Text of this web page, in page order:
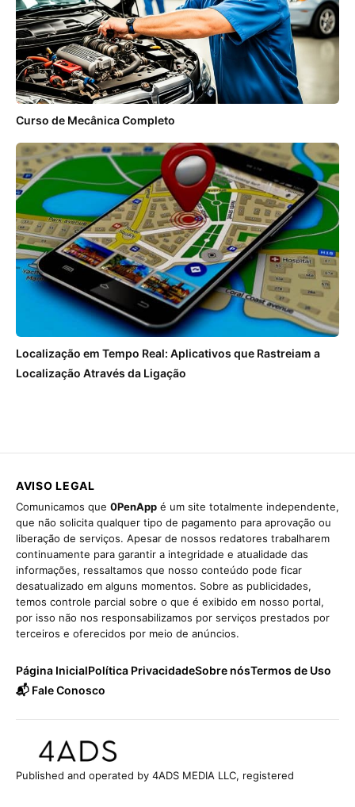
Curso de Mecânica Completo
Localização em Tempo Real: Aplicativos que Rastreiam a
Localização Através da Ligação
AVISO LEGAL
Comunicamos que 0PenApp é um site totalmente independente,
que não solicita qualquer tipo de pagamento para aprovação ou
liberação de serviços. Apesar de nossos redatores trabalharem
continuamente para garantir a integridade e atualidade das
informações, ressaltamos que nosso conteúdo pode ficar
desatualizado em alguns momentos. Sobre as publicidades,
temos controle parcial sobre o que é exibido em nosso portal,
por isso não nos responsabilizamos por serviços prestados por
terceiros e oferecidos por meio de anúncios.
Página InicialPolítica PrivacidadeSobre nósTermos de Uso
📬 Fale Conosco
Published and operated by 4ADS MEDIA LLC, registered